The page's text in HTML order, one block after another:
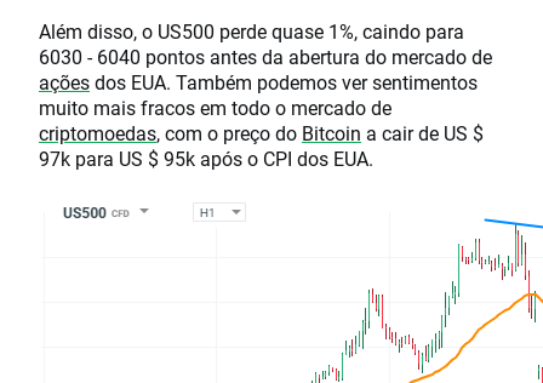
Além disso, o US500 perde quase 1%, caindo para
6030 - 6040 pontos antes da abertura do mercado de
açõesdos EUA. Também podemos ver sentimentos
muito mais fracos em todo o mercado de
criptomoedas, com o preço do Bitcoin a cair de US $
97k para US $ 95k após o CPI dos EUA.